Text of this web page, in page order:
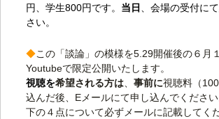
円、学生800円です。 当日
、会場の受付に
さい。
◆この「談論」の模様を5.29開催後の６月
Youtubeで限定公開いたします。
視聴を希望される方は、 事前に視聴料（
込んだ後、Eメールにて申し込んでくださ
下の４点について必ずメールに記載してくだ